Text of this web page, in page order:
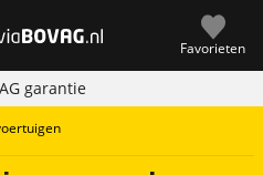
Favorieten
garantie